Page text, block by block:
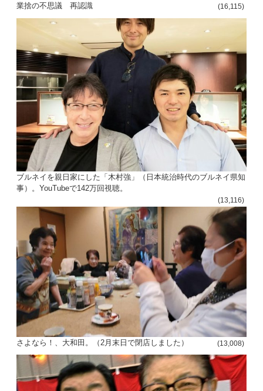
業捨の不思議 再認識 (16,115)
ブルネイを親日家にした「木村強」（日本統治時代のブルネイ県知
事）。YouTubeで142万回視聴。
(13,116)
さよなら！、大和田。（2月末日で閉店しました） (13,008)